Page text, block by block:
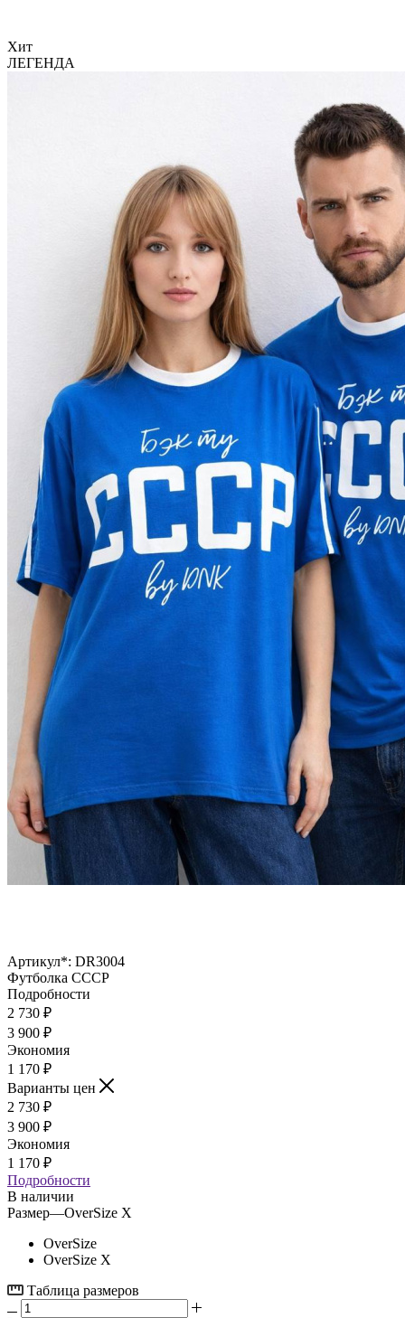
Хит
ЛЕГЕНДА
Артикул*: DR3004
Футболка СССР
Подробности
2 730 ₽
3 900 ₽
Экономия
1 170 ₽
Варианты цен
2 730 ₽
3 900 ₽
Экономия
1 170 ₽
Подробности
В наличии
Размер—OverSize X
OverSize
OverSize X
Таблица размеров